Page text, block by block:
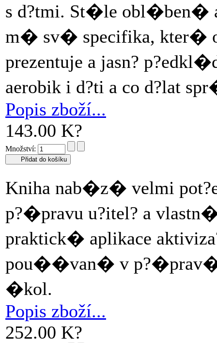
s d?tmi. St�le obl�ben�
m� sv� specifika, kter�
prezentuje a jasn?
aerobik i d?ti a co d?lat
Popis zboží...
143.00 K?
Množství:
Kniha nab�z� velmi
p?�pravu u?itel? a
praktick� aplikace
pou��van� v
�kol.
Popis zboží...
252.00 K?